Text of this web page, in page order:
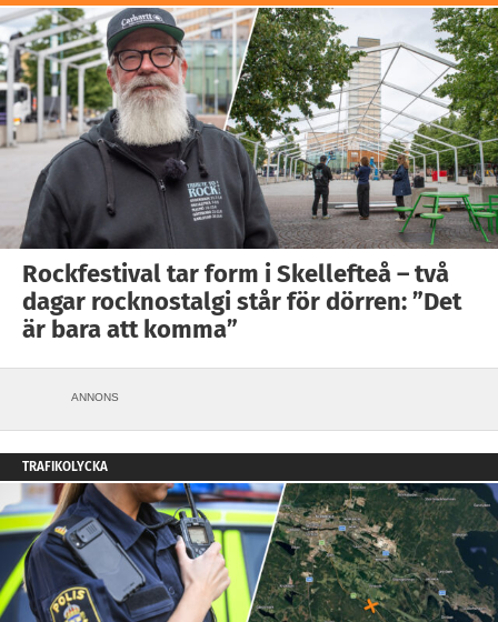
Rockfestival tar form i Skellefteå – två
dagar rocknostalgi står för dörren: ”Det
är bara att komma”
ANNONS
TRAFIKOLYCKA